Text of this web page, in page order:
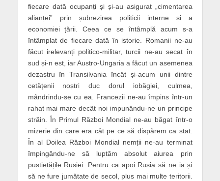
fiecare dată ocupanți și și-au asigurat „cimentarea
alianței” prin șubrezirea politicii interne și a
economiei țării. Ceea ce se întâmplă acum s-a
întâmplat de fiecare dată în istorie. Romanii ne-au
făcut irelevanți politico-militar, turcii ne-au secat în
sud și-n est, iar Austro-Ungaria a făcut un asemenea
dezastru în Transilvania încât și-acum unii dintre
cetățenii noștri duc dorul iobăgiei, culmea,
mândrindu-se cu ea. Francezii ne-au împins într-un
rahat mai mare decât noi impunându-ne un principe
străin. În Primul Război Mondial ne-au băgat într-o
mizerie din care era cât pe ce să dispărem ca stat.
În al Doilea Război Mondial nemții ne-au terminat
împingându-ne să luptăm absolut aiurea prin
pustietățile Rusiei. Pentru ca apoi Rusia să ne ia și
să ne fure jumătate de secol, plus mai multe teritorii.